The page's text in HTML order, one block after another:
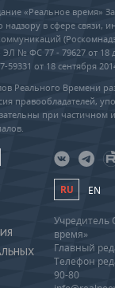
«Реальное время»
в сфере связи,
№ ФС 77 - 79627 от 18
от 18 сентября
Реального Времени
правообладателей,
при частичном
RU EN
Учредитель
время»
Главный
Телефон
90-80